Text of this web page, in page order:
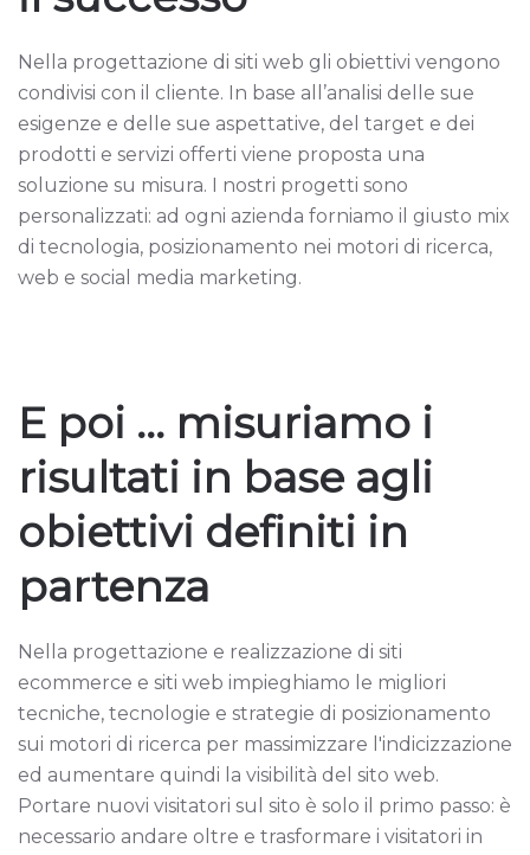
Nella progettazione di siti web gli obiettivi vengono
condivisi con il cliente. In base all’analisi delle sue
esigenze e delle sue aspettative, del target e dei
prodotti e servizi offerti viene proposta una
soluzione su misura. I nostri progetti sono
personalizzati: ad ogni azienda forniamo il giusto mix
di tecnologia, posizionamento nei motori di ricerca,
web e social media marketing.
E poi ... misuriamo i
risultati in base agli
obiettivi definiti in
partenza
Nella progettazione e realizzazione di siti
ecommerce e siti web impieghiamo le migliori
tecniche, tecnologie e strategie di posizionamento
sui motori di ricerca per massimizzare l'indicizzazione
ed aumentare quindi la visibilità del sito web.
Portare nuovi visitatori sul sito è solo il primo passo: è
necessario andare oltre e trasformare i visitatori in